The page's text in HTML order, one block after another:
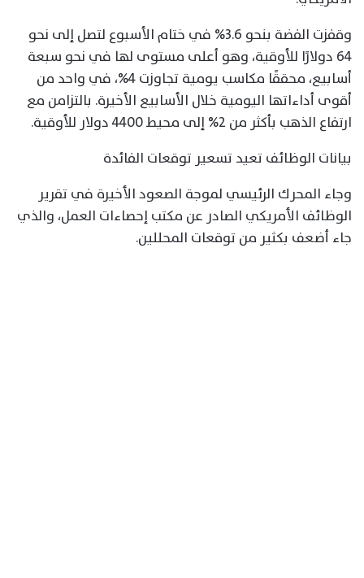
وقفزت الفضة بنحو 3.6% في ختام الأسبوع لتصل إلى نحو
64 دولارًا للأوقية، وهو أعلى مستوى لها في نحو سبعة
أسابيع، محققًا مكاسب يومية تجاوزت 4%، في واحد من
أقوى أداءاتها اليومية خلال الأسابيع الأخيرة. بالتزامن مع
ارتفاع الذهب بأكثر من 2% إلى محيط 4400 دولار للأوقية.
بيانات الوظائف تعيد تسعير توقعات الفائدة
وجاء المحرك الرئيسي لموجة الصعود الأخيرة في تقرير
الوظائف الأمريكي الصادر عن مكتب إحصاءات العمل، والذي
جاء أضعف بكثير من توقعات المحللين.